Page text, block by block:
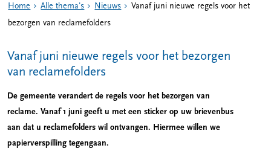
Home Alle thema's Nieuws
Vanaf juni nieuwe regels voor het
bezorgen van reclamefolders
Vanaf juni nieuwe regels voor het bezorgen
van reclamefolders
De gemeente verandert de regels voor het bezorgen van
reclame. Vanaf 1 juni geeft u met een sticker op uw brievenbus
aan dat u reclamefolders wil ontvangen. Hiermee willen we
papierverspilling tegengaan.